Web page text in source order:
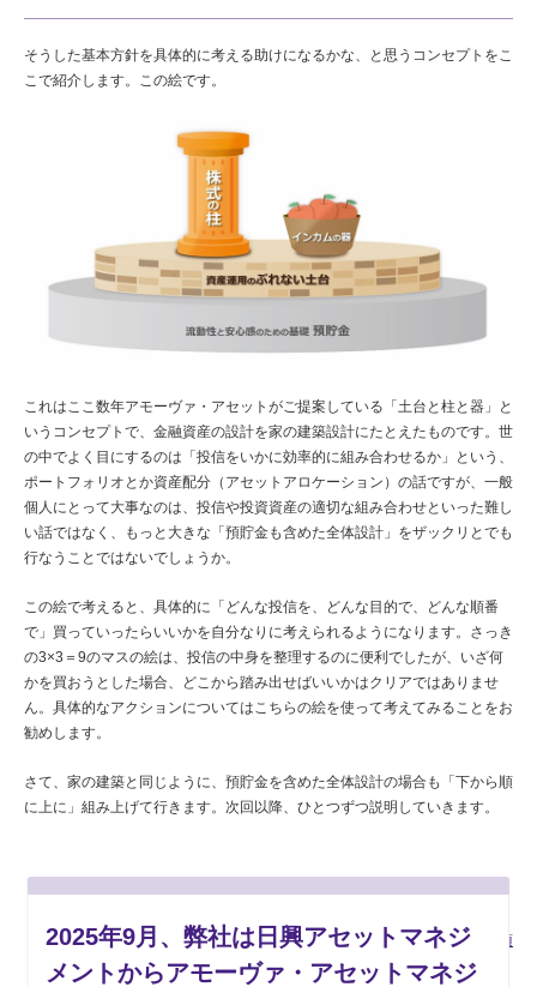
そうした基本方針を具体的に考える助けになるかな、と思うコンセプトをこ
こで紹介します。この絵です。
これはここ数年アモーヴァ・アセットがご提案している「土台と柱と器」と
いうコンセプトで、金融資産の設計を家の建築設計にたとえたものです。世
の中でよく目にするのは「投信をいかに効率的に組み合わせるか」という、
ポートフォリオとか資産配分（アセットアロケーション）の話ですが、一般
個人にとって大事なのは、投信や投資資産の適切な組み合わせといった難し
い話ではなく、もっと大きな「預貯金も含めた全体設計」をザックリとでも
行なうことではないでしょうか。
この絵で考えると、具体的に「どんな投信を、どんな目的で、どんな順番
で」買っていったらいいかを自分なりに考えられるようになります。さっき
の3×3＝9のマスの絵は、投信の中身を整理するのに便利でしたが、いざ何
かを買おうとした場合、どこから踏み出せばいいかはクリアではありませ
ん。具体的なアクションについてはこちらの絵を使って考えてみることをお
勧めします。
さて、家の建築と同じように、預貯金を含めた全体設計の場合も「下から順
に上に」組み上げて行きます。次回以降、ひとつずつ説明していきます。
ご留意事項
2025年9月、弊社は日興アセットマネジ
メントからアモーヴァ・アセットマネジ